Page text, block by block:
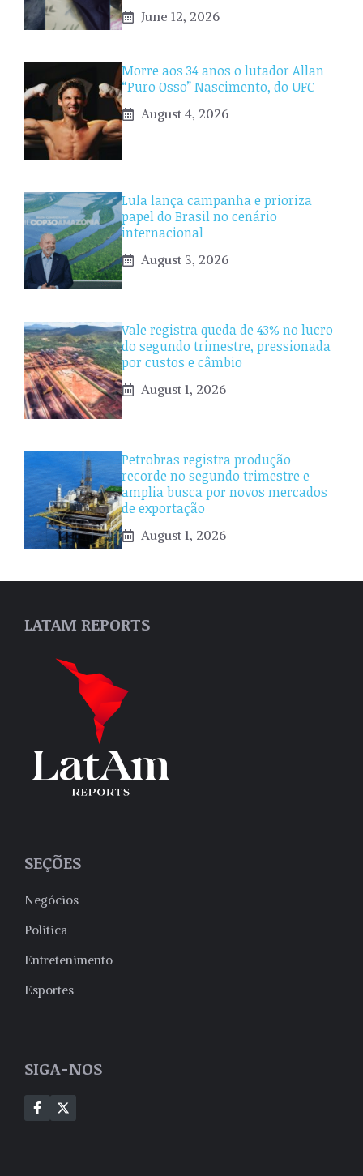
June 12, 2026
Morre aos 34 anos o lutador Allan
“Puro Osso” Nascimento, do UFC
August 4, 2026
Lula lança campanha e prioriza
papel do Brasil no cenário
internacional
August 3, 2026
Vale registra queda de 43% no lucro
do segundo trimestre, pressionada
por custos e câmbio
August 1, 2026
Petrobras registra produção
recorde no segundo trimestre e
amplia busca por novos mercados
de exportação
August 1, 2026
LATAM REPORTS
SEÇÕES
Negócios
Politica
Entretenimento
Esportes
SIGA-NOS